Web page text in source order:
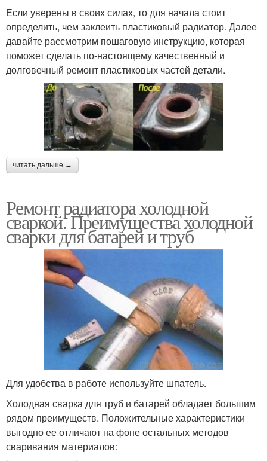
Если уверены в своих силах, то для начала стоит
определить, чем заклеить пластиковый радиатор. Далее
давайте рассмотрим пошаговую инструкцию, которая
поможет сделать по-настоящему качественный и
долговечный ремонт пластиковых частей детали.
читать дальше →
Ремонт радиатора холодной
сваркой. Преимущества холодной
сварки для батарей и труб
Для удобства в работе используйте шпатель.
Холодная сварка для труб и батарей обладает большим
рядом преимуществ. Положительные характеристики
выгодно ее отличают на фоне остальных методов
сваривания материалов: